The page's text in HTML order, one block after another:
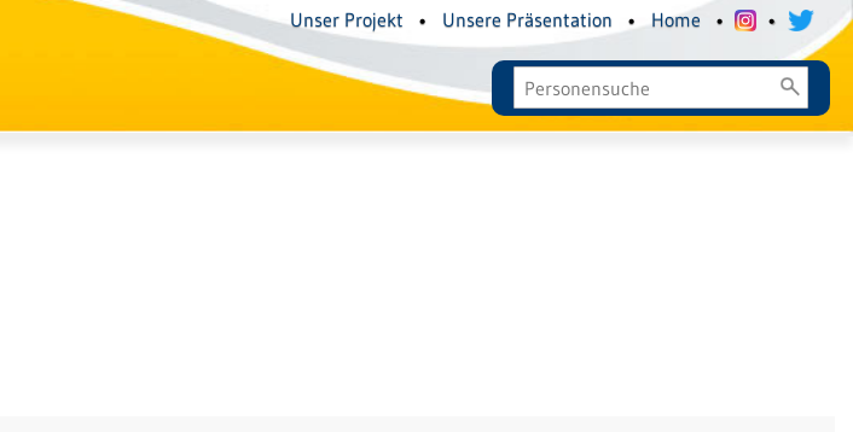
Unser Projekt • Unsere Präsentation • Home • •